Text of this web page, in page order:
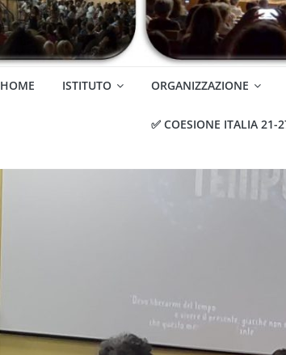
HOME ISTITUTO ORGANIZZAZIONE
✅ COESIONE ITALIA 21-